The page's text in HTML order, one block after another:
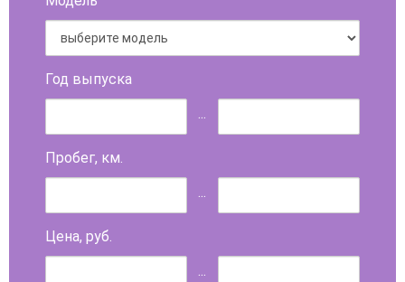
Год выпуска
...
Пробег, км.
...
Цена, руб.
...